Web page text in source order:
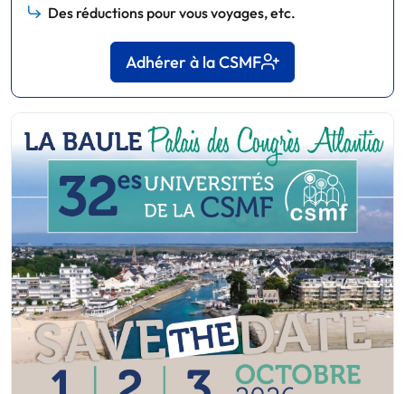
Des réductions pour vous voyages, etc.
Adhérer à la CSMF